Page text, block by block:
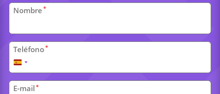
Datos
personales
Nombre *
Teléfono*
España
+34
E-mail *